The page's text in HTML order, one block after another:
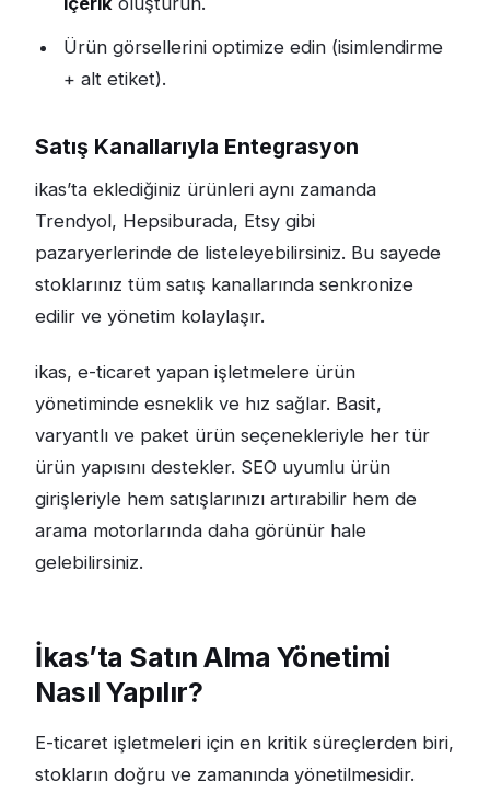
Ürün görsellerini optimize edin (isimlendirme
+ alt etiket).
Satış Kanallarıyla Entegrasyon
ikas’ta eklediğiniz ürünleri aynı zamanda
Trendyol, Hepsiburada, Etsy gibi
pazaryerlerinde de listeleyebilirsiniz. Bu sayede
stoklarınız tüm satış kanallarında senkronize
edilir ve yönetim kolaylaşır.
ikas, e-ticaret yapan işletmelere ürün
yönetiminde esneklik ve hız sağlar. Basit,
varyantlı ve paket ürün seçenekleriyle her tür
ürün yapısını destekler. SEO uyumlu ürün
girişleriyle hem satışlarınızı artırabilir hem de
arama motorlarında daha görünür hale
gelebilirsiniz.
İkas’ta Satın Alma Yönetimi
Nasıl Yapılır?
E-ticaret işletmeleri için en kritik süreçlerden biri,
stokların doğru ve zamanında yönetilmesidir.